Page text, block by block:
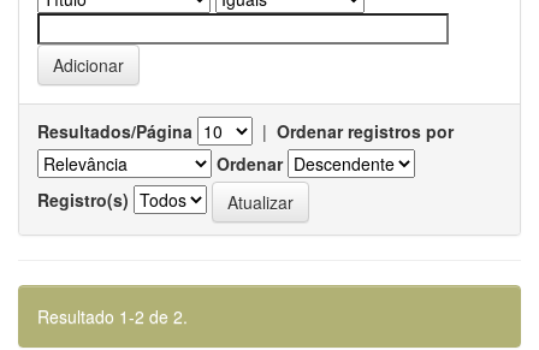
Resultados/Página | Ordenar registros por
Ordenar
Registro(s)
Resultado 1-2 de 2.